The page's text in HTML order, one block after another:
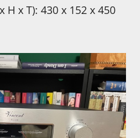
H x T): 430 x 152 x 450